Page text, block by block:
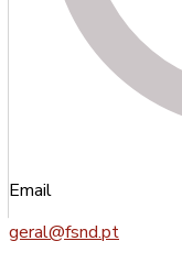
Email
geral@fsnd.pt
• prestar protecção
• prestar apoio à
• prestar apoio à
preferencialmente
Macau ou ali
transferir para
Saiba Mais